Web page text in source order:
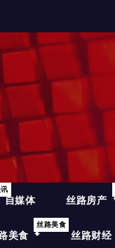
自媒体 丝路房产
美食
丝路美食
丝路财经